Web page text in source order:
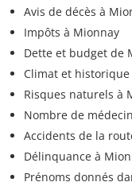
Avis de décès à
Impôts à Mionnay
Dette et budget de
Climat et
Risques naturels à
Nombre de
Accidents de la
Délinquance à
Prénoms donnés